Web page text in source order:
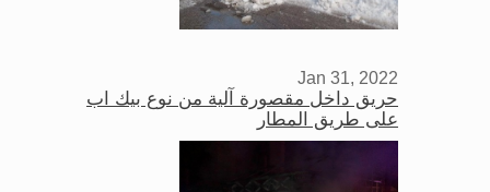
Jan 31, 2022
حريق داخل مقصورة آلية من نوع بيك اب
على طريق المطار